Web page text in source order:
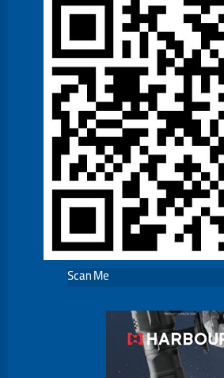
Scan Me